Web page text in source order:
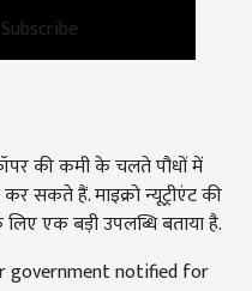
Subscribe
की कमी के चलते पौधों में
सकते हैं. माइक्रो न्यूट्रीएंट की
एक बड़ी उपलब्धि बताया है.
government notified for